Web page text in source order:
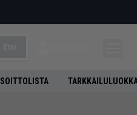
SOITTOLISTA